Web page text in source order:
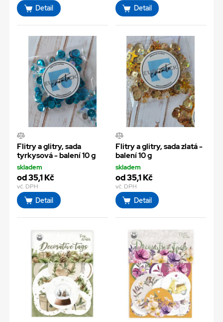
Detail Detail
Flitry a glitry, sada
tyrkysová - balení 10 g
skladem
od 35,1 Kč
vč. DPH
Detail
Flitry a glitry, sada zlatá -
balení 10 g
skladem
od 35,1 Kč
vč. DPH
Detail